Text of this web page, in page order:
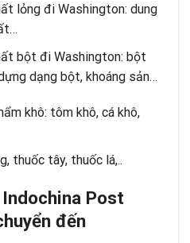
lỏng đi Washington: dung
bột đi Washington: bột
dạng bột, khoáng sản…
khô: tôm khô, cá khô,
thuốc tây, thuốc lá,..
Post
đến